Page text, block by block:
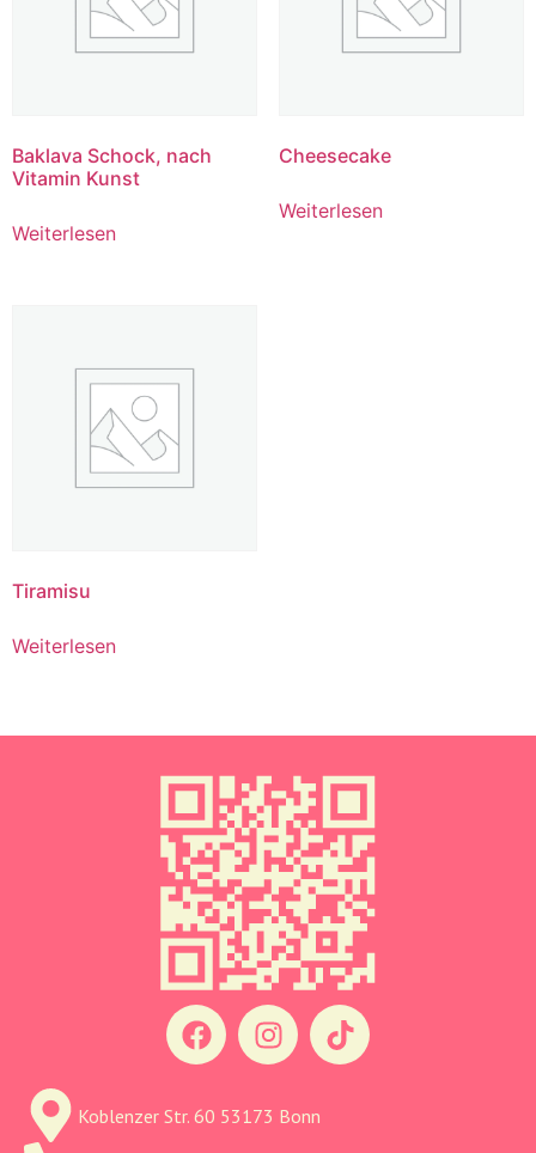
Baklava Schock, nach
Vitamin Kunst
Weiterlesen
Cheesecake
Weiterlesen
Tiramisu
Weiterlesen
Koblenzer Str. 60 53173 Bonn